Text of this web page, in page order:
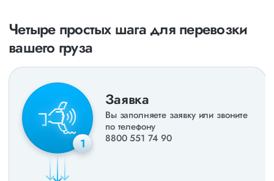
экспедирование. За каждым клиентом закреплен менеджер,
который сообщит о текущем статусе вашего груза. Чтобы
получить коммерческое предложение заполните форму на
РФ).
Четыре простых шага для перевозки
вашего груза
1
Заявка
Вы заполняете заявку или звоните
по телефону
8800 551 74 90